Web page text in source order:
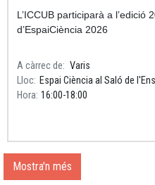
L’ICCUB participarà a l’edició
d’EspaiCiència 2026
A càrrec de
Varis
Lloc Espai Ciència al Saló de
Hora 16:00 18:00
Mostra'n més